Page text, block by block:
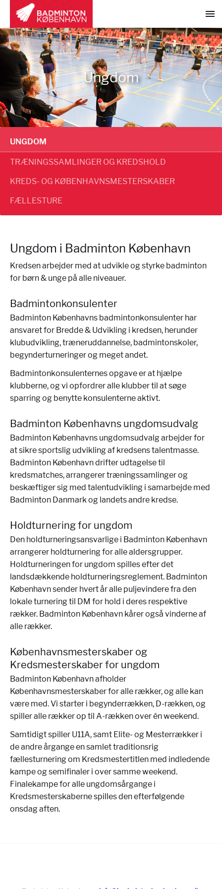
Ungdom
UNGDOM
TRÆNINGSSAMLINGER OG KREDSHOLD
KREDS- OG KØBENHAVNSMESTERSKABER
FÆLLESTURE
Ungdom i Badminton København
Kredsen arbejder med at udvikle og styrke badminton
for børn & unge på alle niveauer.
Badmintonkonsulenter
Badminton Københavns badmintonkonsulenter har
ansvaret for Bredde & Udvikling i kredsen, herunder
klubudvikling, træneruddannelse, badmintonskoler,
begynderturneringer og meget andet.
Badmintonkonsulenternes opgave er at hjælpe
klubberne, og vi opfordrer alle klubber til at søge
sparring og benytte konsulenterne aktivt.
Badminton Københavns ungdomsudvalg
Badminton Københavns ungdomsudvalg arbejder for
at sikre sportslig udvikling af kredsens talentmasse.
Badminton København drifter udtagelse til
kredsmatches, arrangerer træningssamlinger og
beskæftiger sig med talentudvikling i samarbejde med
Badminton Danmark og landets andre kredse.
Holdturnering for ungdom
Den holdturneringsansvarlige i Badminton København
arrangerer holdturnering for alle aldersgrupper.
Holdturneringen for ungdom spilles efter det
landsdækkende holdturneringsreglement. Badminton
København sender hvert år alle puljevindere fra den
lokale turnering til DM for hold i deres respektive
rækker. Badminton København kårer også vinderne af
alle rækker.
Københavnsmesterskaber og
Kredsmesterskaber for ungdom
Badminton København afholder
Københavnsmesterskaber for alle rækker, og alle kan
være med. Vi starter i begynderrækken, D-rækken, og
spiller alle rækker op til A-rækken over én weekend.
Samtidigt spiller U11A, samt Elite- og Mesterrækker i
de andre årgange en samlet traditionsrig
fællesturnering om Kredsmestertitlen med indledende
kampe og semifinaler i over samme weekend.
Finalekampe for alle ungdomsårgange i
Kredsmesterskaberne spilles den efterfølgende
onsdag aften.